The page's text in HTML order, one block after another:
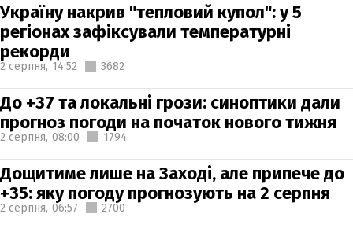
Україну накрив "тепловий купол": у 5
регіонах зафіксували температурні
рекорди
2 серпня, 14:52 3682
До +37 та локальні грози: синоптики дали
прогноз погоди на початок нового тижня
2 серпня, 08:00 1794
Дощитиме лише на Заході, але припече до
+35: яку погоду прогнозують на 2 серпня
2 серпня, 06:57 2700